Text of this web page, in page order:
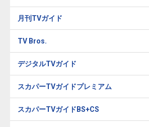
月刊TVガイド
TV Bros.
デジタルTVガイド
スカパーTVガイドプレミアム
スカパーTVガイドBS+CS